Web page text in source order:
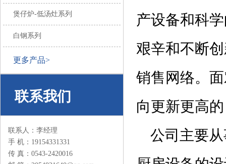
煲仔炉-低汤灶系列
白钢系列
更多产品>
联系我们
联系人：李经理
手 机：19154331331
传 真：0543-2420016
产设备和科
艰辛和不断
销售网络。
向更新更高
公司主要